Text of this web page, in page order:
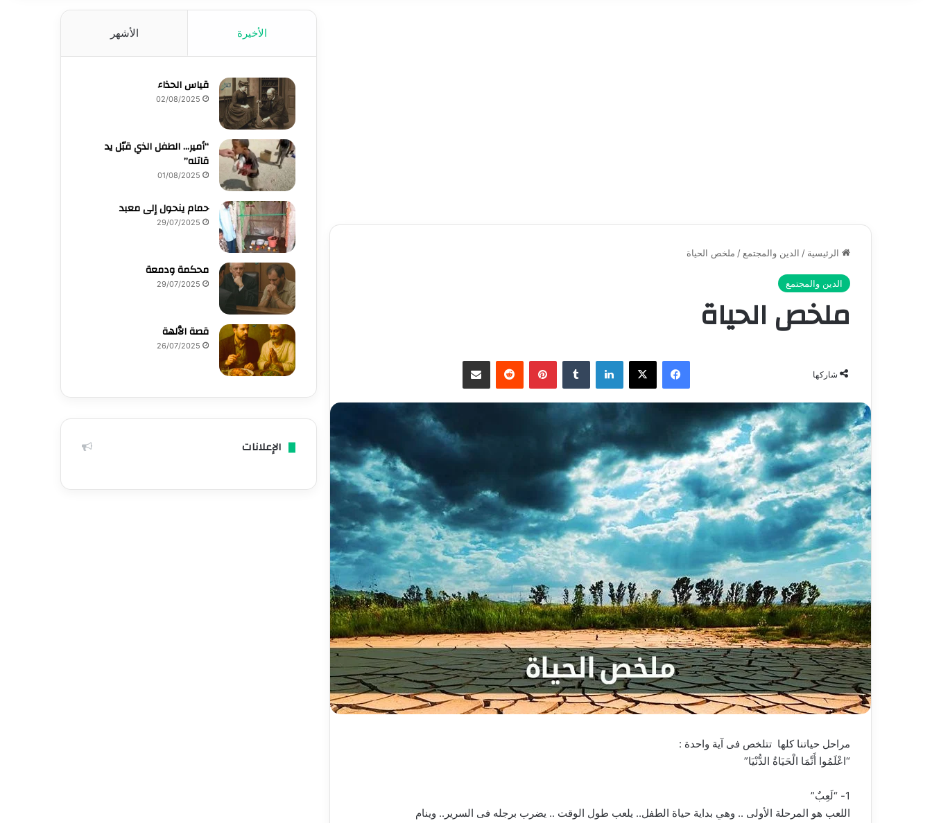
الرئيسية / الدين والمجتمع / ملخص الحياة
الدين والمجتمع
ملخص الحياة
شاركها
فيسبوك ‫X لينكدإن ‏Tumblr بينتيريست
‏Reddit مشاركة عبر البريد
مراحل حياتنا كلها تتلخص فى آية واحدة :
“اعْلَمُوا أَنَّمَا الْحَيَاةُ الدُّنْيَا”
1- “لَعِبٌ”
اللعب هو المرحلة الأولى .. وهي بداية حياة الطفل.. يلعب طول الوقت .. يضرب برجله فى السرير.. وينام
الأخيرة الأشهر
قياس الحذاء
02/08/2025
“أمير… الطفل الذي قبّل يد
قاتله”
01/08/2025
حمام ينحول إلى معبد
29/07/2025
محكمة ودمعة
29/07/2025
قصة الٱلهة
26/07/2025
الإعلانات